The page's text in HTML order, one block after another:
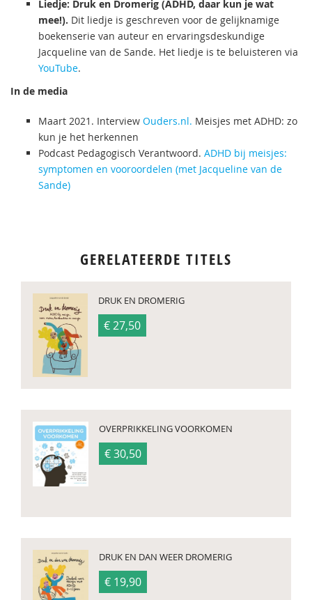
Liedje: Druk en Dromerig (ADHD, daar kun je wat
mee!). Dit liedje is geschreven voor de gelijknamige
boekenserie van auteur en ervaringsdeskundige
Jacqueline van de Sande. Het liedje is te beluisteren via
YouTube.
In de media
Maart 2021. Interview Ouders.nl. Meisjes met ADHD: zo
kun je het herkennen
Podcast Pedagogisch Verantwoord. ADHD bij meisjes:
symptomen en vooroordelen (met Jacqueline van de
Sande)
GERELATEERDE TITELS
DRUK EN DROMERIG
€ 27,50
OVERPRIKKELING VOORKOMEN
€ 30,50
DRUK EN DAN WEER DROMERIG
€ 19,90